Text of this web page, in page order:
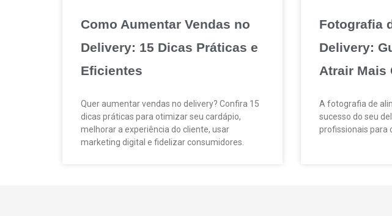
Como Aumentar Vendas no
Delivery: 15 Dicas Práticas e
Eficientes
Quer aumentar vendas no delivery? Confira 15
dicas práticas para otimizar seu cardápio,
melhorar a experiência do cliente, usar
marketing digital e fidelizar consumidores.
Fotografia
Delivery:
Atrair Mais
A fotografia de
sucesso do seu
profissionais para